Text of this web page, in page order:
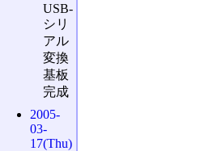
USB-
シリ
アル
変換
基板
完成
2005-
03-
17(Thu)